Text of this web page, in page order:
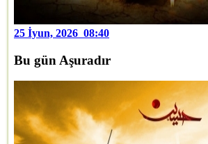
25 İyun, 2026 08:40
Bu gün Aşuradır